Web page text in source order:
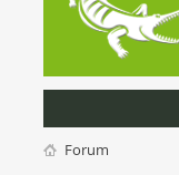
Forum